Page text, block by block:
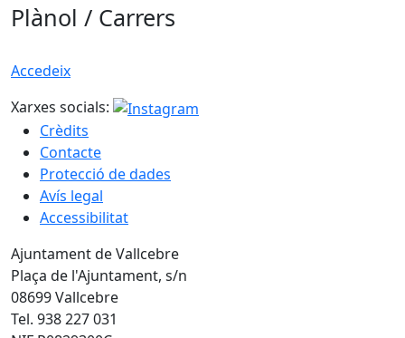
Plànol / Carrers
Accedeix
Xarxes socials:
Crèdits
Contacte
Protecció de dades
Avís legal
Accessibilitat
Ajuntament de Vallcebre
Plaça de l'Ajuntament, s/n
08699 Vallcebre
Tel. 938 227 031